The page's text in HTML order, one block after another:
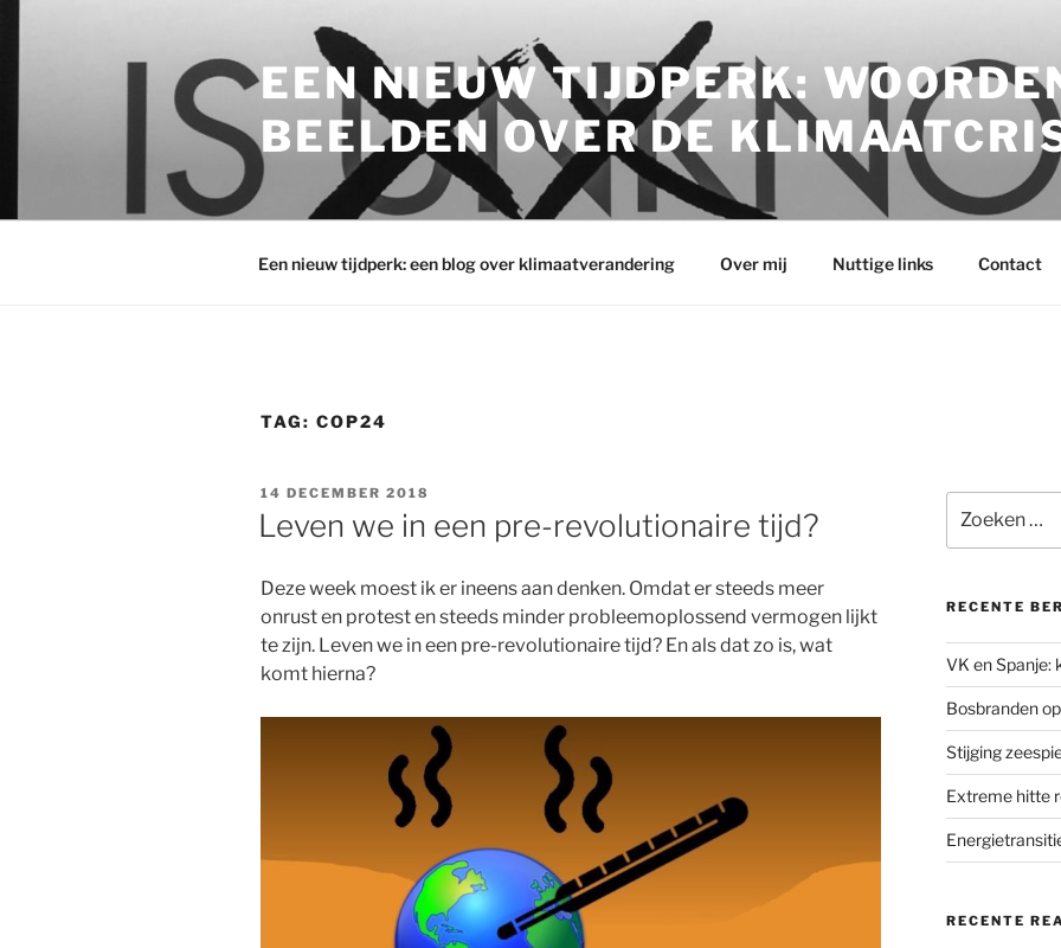
EEN NIEUW TIJDPERK:
BEELDEN OVER DE
Een nieuw tijdperk: een blog over klimaatverandering Over mij Nuttige links Contact
TAG: COP24
GEPLAATST
OP
14 DECEMBER 2018
Leven we in een pre-revolutionaire tijd?
Deze week moest ik er ineens aan denken. Omdat er steeds meer
onrust en protest en steeds minder probleemoplossend vermogen lijkt
te zijn. Leven we in een pre-revolutionaire tijd? En als dat zo is, wat
komt hierna?
naar:
RECENTE
VK en Spanje:
Bosbranden
Stijging
Extreme hitte
RECENTE